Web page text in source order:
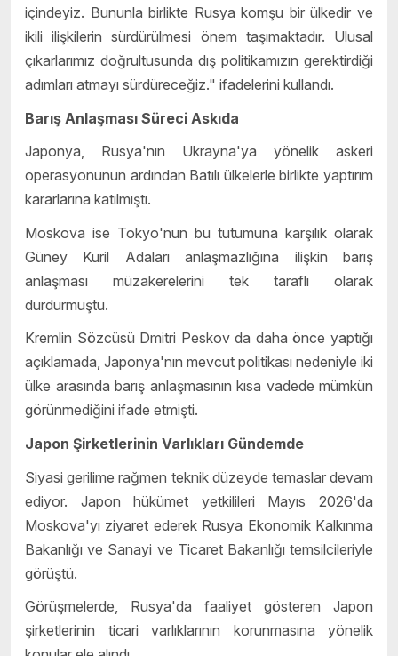
içindeyiz. Bununla birlikte Rusya komşu bir ülkedir ve
ikili ilişkilerin sürdürülmesi önem taşımaktadır. Ulusal
çıkarlarımız doğrultusunda dış politikamızın gerektirdiği
adımları atmayı sürdüreceğiz." ifadelerini kullandı.
Barış Anlaşması Süreci Askıda
Japonya, Rusya'nın Ukrayna'ya yönelik askeri
operasyonunun ardından Batılı ülkelerle birlikte yaptırım
kararlarına katılmıştı.
Moskova ise Tokyo'nun bu tutumuna karşılık olarak
Güney Kuril Adaları anlaşmazlığına ilişkin barış
anlaşması müzakerelerini tek taraflı olarak
durdurmuştu.
Kremlin Sözcüsü Dmitri Peskov da daha önce yaptığı
açıklamada, Japonya'nın mevcut politikası nedeniyle iki
ülke arasında barış anlaşmasının kısa vadede mümkün
görünmediğini ifade etmişti.
Japon Şirketlerinin Varlıkları Gündemde
Siyasi gerilime rağmen teknik düzeyde temaslar devam
ediyor. Japon hükümet yetkilileri Mayıs 2026'da
Moskova'yı ziyaret ederek Rusya Ekonomik Kalkınma
Bakanlığı ve Sanayi ve Ticaret Bakanlığı temsilcileriyle
görüştü.
Görüşmelerde, Rusya'da faaliyet gösteren Japon
şirketlerinin ticari varlıklarının korunmasına yönelik